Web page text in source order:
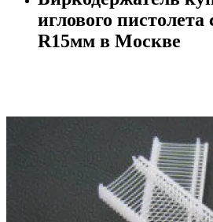
иглового пистолета
R15мм в Москве